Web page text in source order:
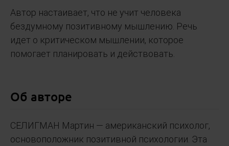
Автор настаивает, что не учит человека
бездумному позитивному мышлению. Речь
идет о критическом мышлении, которое
помогает планировать и действовать.
Об авторе
СЕЛИГМАН Мартин — американский психолог,
основоположник позитивной психологии. Эта